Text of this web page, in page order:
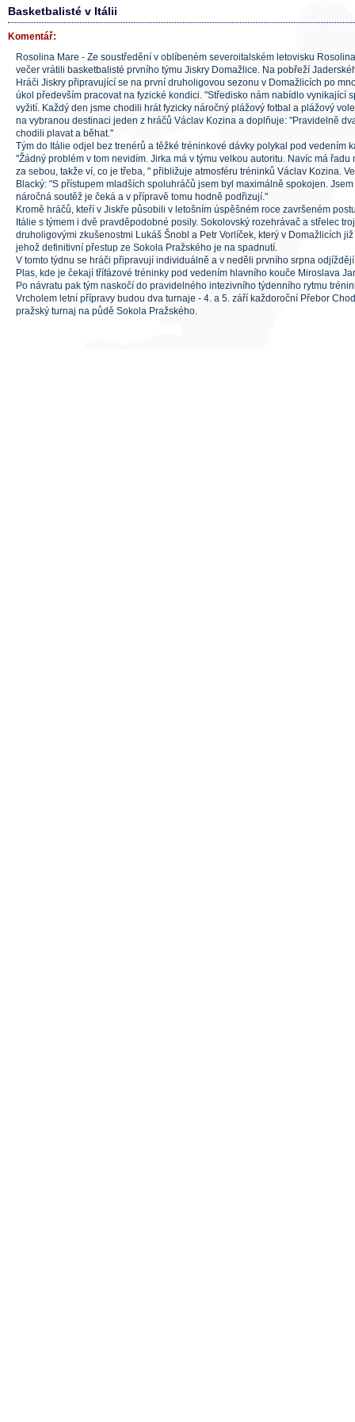
Basketbalisté v Itálii
Komentář:
Rosolina Mare - Ze soustředění v oblíbeném severoitalském letovisku
večer vrátili basketbalisté prvního týmu Jiskry Domažlice. Na pobřeží
Hráči Jiskry připravující se na první druholigovou sezonu v Domažlicích po
úkol především pracovat na fyzické kondici. "Středisko nám nabídlo vynikající
vyžití. Každý den jsme chodili hrát fyzicky náročný plážový fotbal a plážový
na vybranou destinaci jeden z hráčů Václav Kozina a doplňuje: "Pravidelně
chodili plavat a běhat."
Tým do Itálie odjel bez trenérů a těžké tréninkové dávky polykal pod vedením
"Žádný problém v tom nevidím. Jirka má v týmu velkou autoritu. Navíc má
za sebou, takže ví, co je třeba, " přibližuje atmosféru tréninků Václav Kozina.
Blacký: "S přístupem mladších spoluhráčů jsem byl maximálně spokojen.
náročná soutěž je čeká a v přípravě tomu hodně podřizují."
Kromě hráčů, kteří v Jiskře působili v letošním úspěšném roce završeném
Itálie s týmem i dvě pravděpodobné posily. Sokolovský rozehrávač a střelec
druholigovými zkušenostmi Lukáš Šnobl a Petr Vorlíček, který v Domažlicích
jehož definitivní přestup ze Sokola Pražského je na spadnutí.
V tomto týdnu se hráči připravují individuálně a v neděli prvního srpna
Plas, kde je čekají třífázové tréninky pod vedením hlavního kouče Miroslava
Po návratu pak tým naskočí do pravidelného intezivního týdenního rytmu
Vrcholem letní přípravy budou dva turnaje - 4. a 5. září každoroční Přebor
pražský turnaj na půdě Sokola Pražského.